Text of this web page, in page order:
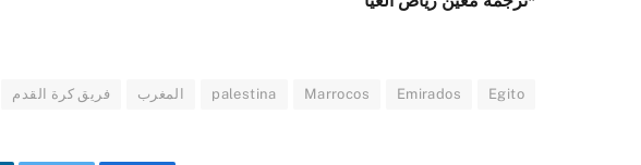
Egito
Emirados
Marrocos
palestina المغرب فريق كرة القدم